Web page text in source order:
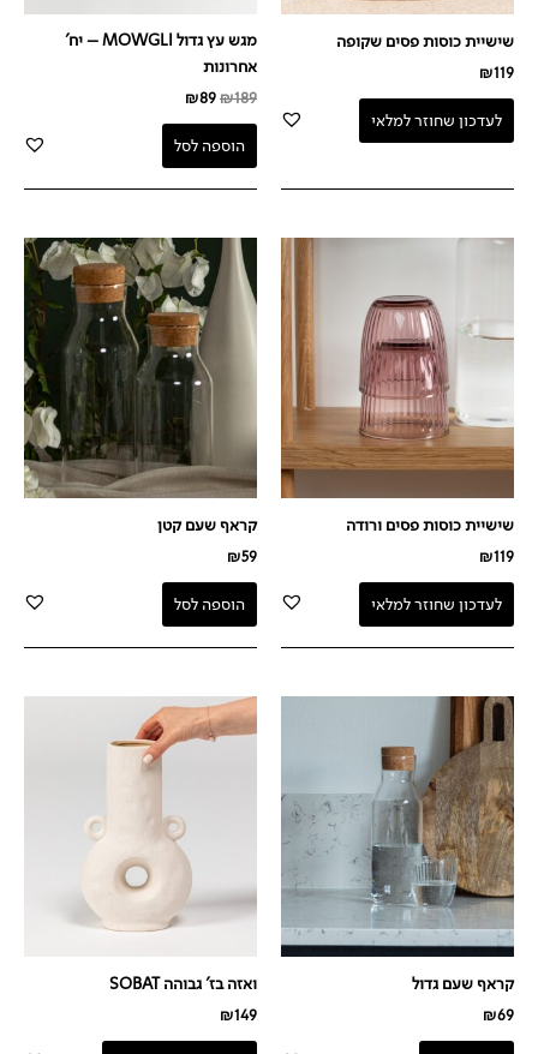
שישיית כוסות פסים שקופה
₪119
לעדכון שחוזר למלאי
מגש עץ גדול MOWGLI – יח'
אחרונות
₪189
₪89
הוספה לסל
שישיית כוסות פסים ורודה
₪119
לעדכון שחוזר למלאי
קראף שעם קטן
₪59
הוספה לסל
קראף שעם גדול
₪69
ואזה בז' גבוהה SOBAT
₪149